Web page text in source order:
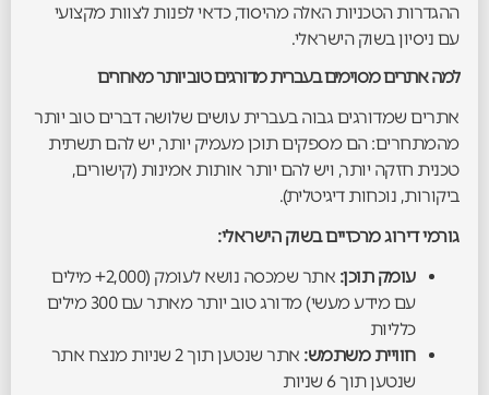
ההגדרות הטכניות האלה מהיסוד, כדאי לפנות לצוות מקצועי
עם ניסיון בשוק הישראלי.
למה אתרים מסוימים בעברית מדורגים טוב יותר מאחרים
אתרים שמדורגים גבוה בעברית עושים שלושה דברים טוב יותר
מהמתחרים: הם מספקים תוכן מעמיק יותר, יש להם תשתית
טכנית חזקה יותר, ויש להם יותר אותות אמינות (קישורים,
ביקורות, נוכחות דיגיטלית).
גורמי דירוג מרכזיים בשוק הישראלי:
עומק תוכן:
אתר שמכסה נושא לעומק (2,000+ מילים
עם מידע מעשי) מדורג טוב יותר מאתר עם 300 מילים
כלליות
חוויית משתמש:
אתר שנטען תוך 2 שניות מנצח אתר
שנטען תוך 6 שניות